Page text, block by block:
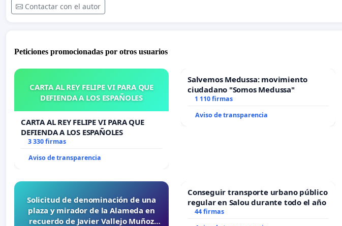
Contactar con el autor
Peticiones promocionadas por otros usuarios
CARTA AL REY FELIPE VI PARA QUE
DEFIENDA A LOS ESPAÑOLES
CARTA AL REY FELIPE VI PARA QUE
DEFIENDA A LOS ESPAÑOLES
3 330 firmas
Aviso de transparencia
Salvemos Medussa: movimiento
ciudadano "Somos Medussa"
1 110 firmas
Aviso de transparencia
Solicitud de denominación de una
plaza y mirador de la Alameda en
recuerdo de Javier Vallejo Muñoz
Conseguir transporte urbano público
regular en Salou durante todo el año
44 firmas